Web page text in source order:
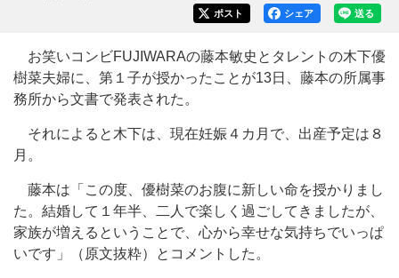
送る
シェア
ポスト
お笑いコンビFUJIWARAの藤本敏史とタレントの木下優
樹菜夫婦に、第１子が授かったことが13日、藤本の所属事
務所から文書で発表された。
それによると木下は、現在妊娠４カ月で、出産予定は８
月。
藤本は「この度、優樹菜のお腹に新しい命を授かりまし
た。結婚して１年半、二人で楽しく過ごしてきましたが、
家族が増えるということで、心から幸せな気持ちでいっぱ
いです」（原文抜粋）とコメントした。